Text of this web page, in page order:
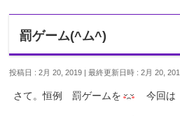
罰ゲーム(^ム^)
投稿日 : 2月 20, 2019 最終更新日時 : 2月 20,
さて。恒例 罰ゲームを 今回は